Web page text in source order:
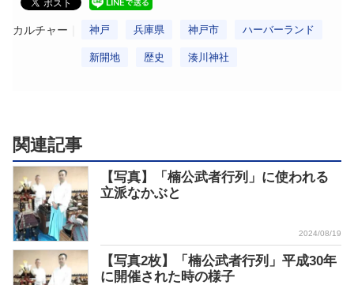
カルチャー 神戸 兵庫県 神戸市 ハーバーランド
新開地 歴史 湊川神社
関連記事
【写真】「楠公武者行列」に使われる
立派なかぶと
2024/08/19
【写真2枚】「楠公武者行列」平成30年
に開催された時の様子